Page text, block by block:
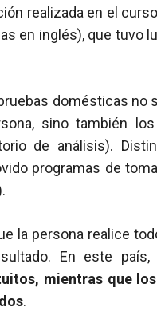
realizada en el
en inglés), que tuvo
domésticas no
sino también
de análisis).
programas de
la persona realice
En este país,
mientras que
.